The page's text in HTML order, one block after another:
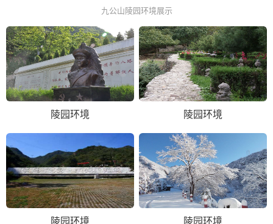
九公山陵园环境展示
陵园环境 陵园环境
陵园环境 陵园环境